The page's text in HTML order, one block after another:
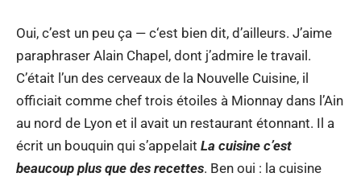
Oui, c’est un peu ça — c‘est bien dit, d’ailleurs. J’aime
paraphraser Alain Chapel, dont j’admire le travail.
C’était l’un des cerveaux de la Nouvelle Cuisine, il
officiait comme chef trois étoiles à Mionnay dans l’Ain
au nord de Lyon et il avait un restaurant étonnant. Il a
écrit un bouquin qui s’appelait La cuisine c’est
beaucoup plus que des recettes. Ben oui : la cuisine